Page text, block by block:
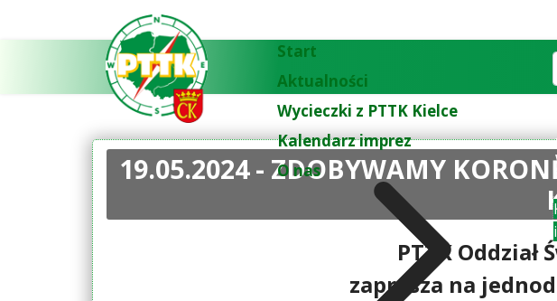
Start
Aktualności
Wycieczki z PTTK Kielce
Kalendarz imprez
O nas
19.05.2024 - ZDOBYWAMY
PTTK
zaprasza na